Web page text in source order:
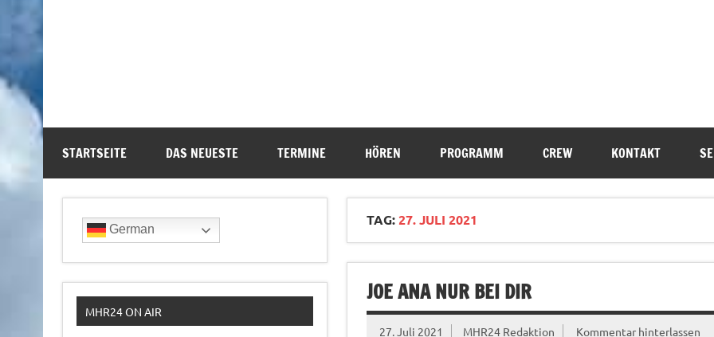
STARTSEITE DAS NEUESTE TERMINE HÖREN PROGRAMM CREW KONTAKT
TAG:27. JULI 2021
JOE ANA NUR BEI DIR
27. Juli 2021 MHR24 Redaktion Kommentar hinterlassen
German
MHR24 ON AIR